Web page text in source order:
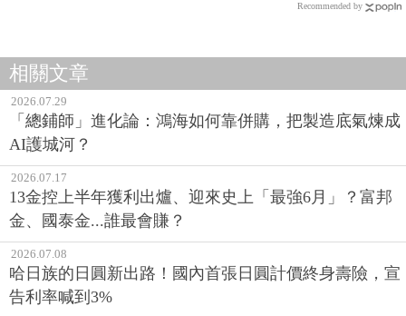
Recommended by
相關文章
2026.07.29
「總鋪師」進化論：鴻海如何靠併購，把製造底氣煉成
AI護城河？
2026.07.17
13金控上半年獲利出爐、迎來史上「最強6月」？富邦
金、國泰金...誰最會賺？
2026.07.08
哈日族的日圓新出路！國內首張日圓計價終身壽險，宣
告利率喊到3%